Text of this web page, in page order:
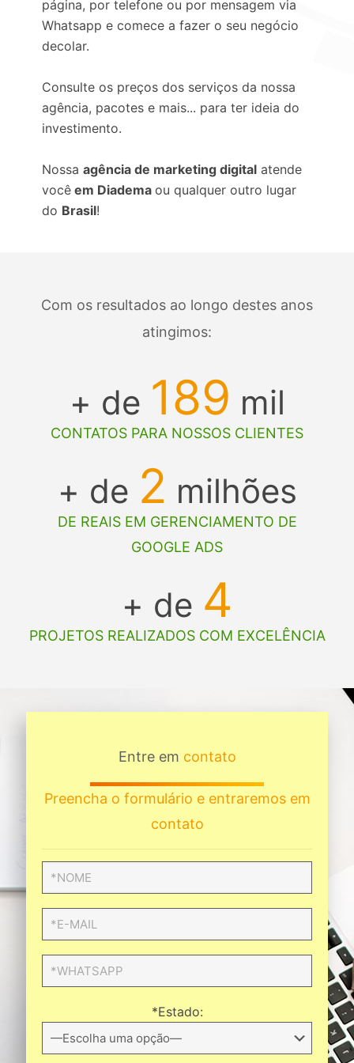
página, por telefone ou por mensagem via
Whatsapp e comece a fazer o seu negócio
decolar.
Consulte os preços dos serviços da nossa
agência, pacotes e mais... para ter ideia do
investimento.
Nossa agência de marketing digital atende
você em Diadema ou qualquer outro lugar
do Brasil!
Com os resultados ao longo destes anos
atingimos:
+ de 189 mil
CONTATOS PARA NOSSOS CLIENTES
+ de 2 milhões
DE REAIS EM GERENCIAMENTO DE
GOOGLE ADS
+ de 4
PROJETOS REALIZADOS COM EXCELÊNCIA
Entre em contato
Preencha o formulário e entraremos em
contato
*Estado: